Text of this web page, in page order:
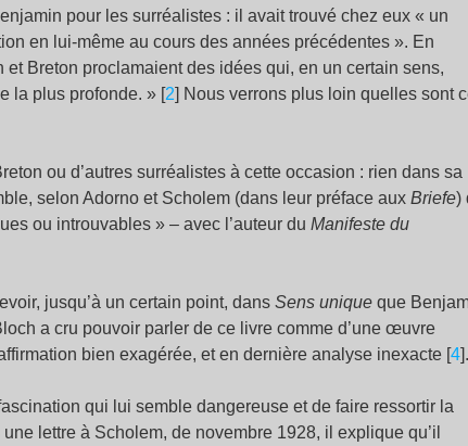
pour les surréalistes : il avait trouvé chez eux « un
en lui-même au cours des années précédentes ». En
et Breton proclamaient des idées qui, en un certain sens,
la plus profonde. » [2] Nous verrons plus loin quelles sont
ou d’autres surréalistes à cette occasion : rien dans sa
selon Adorno et Scholem (dans leur préface aux Briefe)
ou introuvables » – avec l’auteur du Manifeste du
jusqu’à un certain point, dans Sens unique que
a cru pouvoir parler de ce livre comme d’une œuvre
bien exagérée, et en dernière analyse inexacte [4].
qui lui semble dangereuse et de faire ressortir la
lettre à Scholem, de novembre 1928, il explique qu’il